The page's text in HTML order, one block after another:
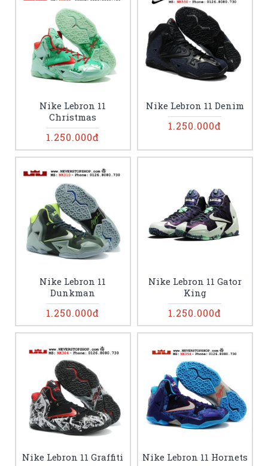
Nike Lebron 11
Christmas
1.250.000đ
Nike Lebron 11 Denim
1.250.000đ
Nike Lebron 11
Dunkman
1.250.000đ
Nike Lebron 11 Gator
King
1.250.000đ
Nike Lebron 11 Graffiti Nike Lebron 11 Hornets